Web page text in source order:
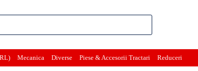
Mecanica Diverse Piese & Accesorii Tractari Reduceri